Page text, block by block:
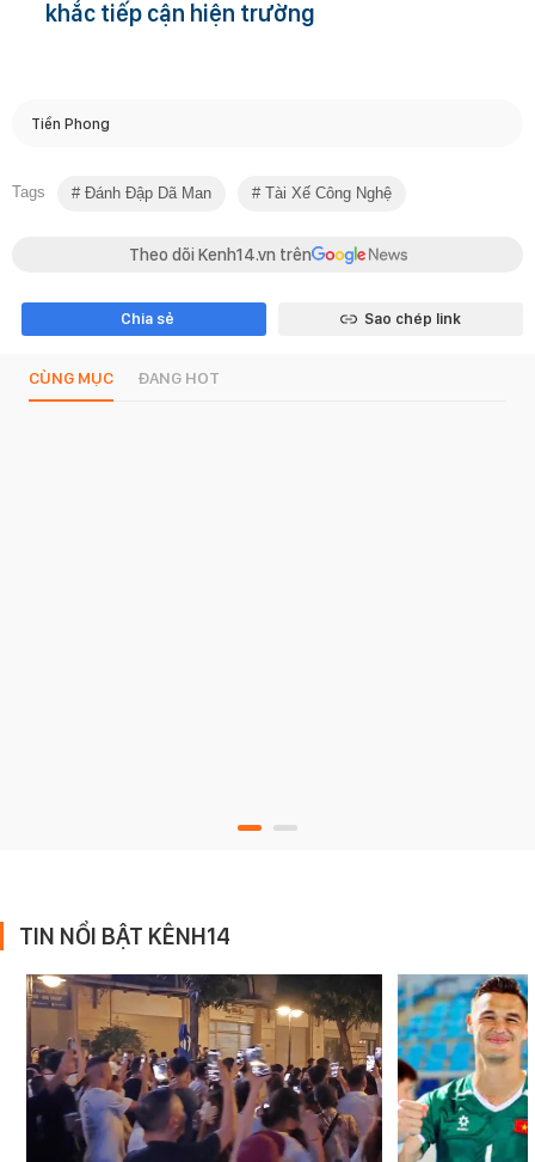
khắc tiếp cận hiện trường
Tiền Phong
Tags Đánh Đập Dã Man Tài Xế Công Nghệ
Theo dõi Kenh14.vn trên
Chia sẻ Sao chép link
CÙNG MỤC ĐANG HOT
TIN NỔI BẬT KÊNH14